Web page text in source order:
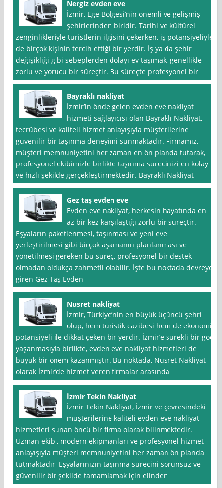
Nergiz evden eve
İzmir, Ege Bölgesi’nin önemli ve gelişmiş
şehirlerinden biridir. Tarihi ve kültürel
zenginlikleriyle turistlerin ilgisini çekerken, iş potansiyeliyle
de birçok kişinin tercih ettiği bir yerdir. İş ya da şehir
değişikliği gibi sebeplerden dolayı ev taşımak, genellikle
zorlu ve yorucu bir süreçtir. Bu süreçte profesyonel bir
Bayraklı nakliyat
İzmir’in önde gelen evden eve nakliyat
hizmeti sağlayıcısı olan Bayraklı Nakliyat,
tecrübesi ve kaliteli hizmet anlayışıyla müşterilerine
güvenilir bir taşınma deneyimi sunmaktadır. Firmamız,
müşteri memnuniyetini her zaman en ön planda tutarak,
profesyonel ekibimizle birlikte taşınma sürecinizi en kolay
ve hızlı şekilde gerçekleştirmektedir. Bayraklı Nakliyat
Gez taş evden eve
Evden eve nakliyat, herkesin hayatında en
az bir kez karşılaştığı zorlu bir süreçtir.
Eşyaların paketlenmesi, taşınması ve yeni eve
yerleştirilmesi gibi birçok aşamanın planlanması ve
yönetilmesi gereken bu süreç, profesyonel bir destek
olmadan oldukça zahmetli olabilir. İşte bu noktada devreye
giren Gez Taş Evden
Nusret nakliyat
İzmir, Türkiye’nin en büyük üçüncü şehri
olup, hem turistik cazibesi hem de ekonomik
potansiyeli ile dikkat çeken bir yerdir. İzmir’e sürekli bir göç
yaşanmasıyla birlikte, evden eve nakliyat hizmetleri de
büyük bir önem kazanmıştır. Bu noktada, Nusret Nakliyat
olarak İzmir’de hizmet veren firmalar arasında
İzmir Tekin Nakliyat
İzmir Tekin Nakliyat, İzmir ve çevresindeki
müşterilerine kaliteli evden eve nakliyat
hizmetleri sunan öncü bir firma olarak bilinmektedir.
Uzman ekibi, modern ekipmanları ve profesyonel hizmet
anlayışıyla müşteri memnuniyetini her zaman ön planda
tutmaktadır. Eşyalarınızın taşınma sürecini sorunsuz ve
güvenilir bir şekilde tamamlamak için elinden